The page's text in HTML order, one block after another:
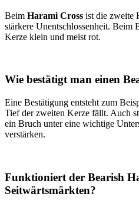
Beim Harami Cross ist die zweite
stärkere Unentschlossenheit. Beim
Kerze klein und meist rot.
Wie bestätigt man einen
Eine Bestätigung entsteht zum
Tief der zweiten Kerze fällt. Auch
ein Bruch unter eine wichtige
verstärken.
Funktioniert der Bearish
Seitwärtsmärkten?